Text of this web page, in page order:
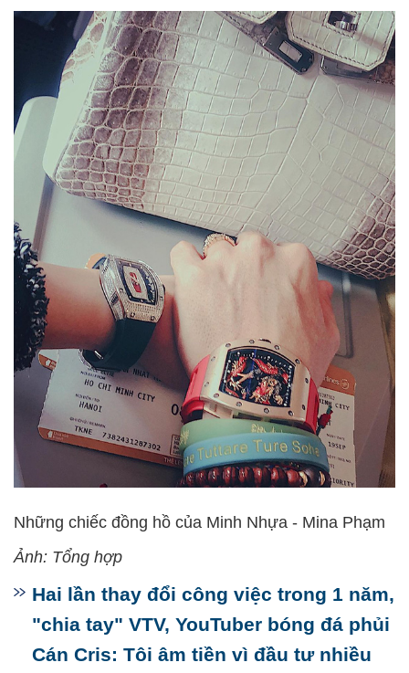
Những chiếc đồng hồ của Minh Nhựa - Mina Phạm
Ảnh: Tổng hợp
Hai lần thay đổi công việc trong 1 năm,
"chia tay" VTV, YouTuber bóng đá phủi
Cán Cris: Tôi âm tiền vì đầu tư nhiều